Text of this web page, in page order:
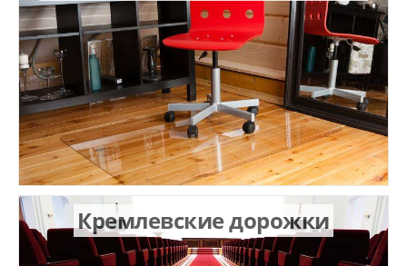
Кремлевские дорожки